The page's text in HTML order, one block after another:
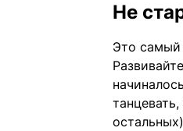
Не
Это самый